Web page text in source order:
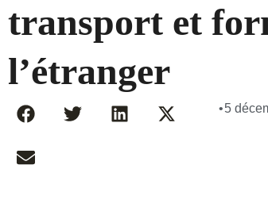
transport et
l’étranger
•5